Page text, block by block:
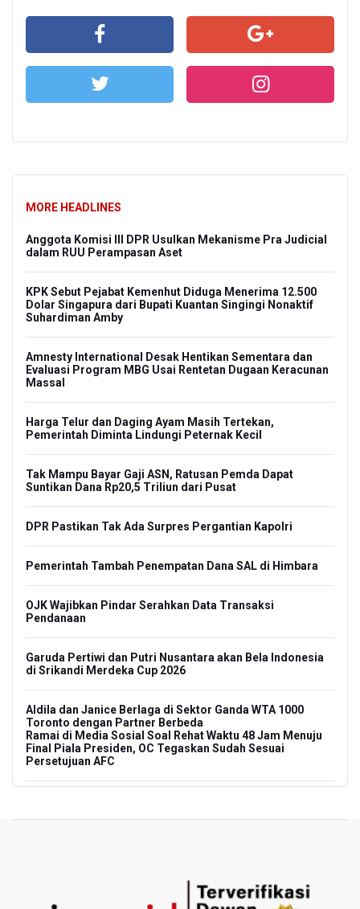
MORE HEADLINES
Anggota Komisi III DPR Usulkan Mekanisme Pra Judicial
dalam RUU Perampasan Aset
KPK Sebut Pejabat Kemenhut Diduga Menerima 12.500
Dolar Singapura dari Bupati Kuantan Singingi Nonaktif
Suhardiman Amby
Amnesty International Desak Hentikan Sementara dan
Evaluasi Program MBG Usai Rentetan Dugaan Keracunan
Massal
Harga Telur dan Daging Ayam Masih Tertekan,
Pemerintah Diminta Lindungi Peternak Kecil
Tak Mampu Bayar Gaji ASN, Ratusan Pemda Dapat
Suntikan Dana Rp20,5 Triliun dari Pusat
DPR Pastikan Tak Ada Surpres Pergantian Kapolri
Pemerintah Tambah Penempatan Dana SAL di Himbara
OJK Wajibkan Pindar Serahkan Data Transaksi
Pendanaan
Garuda Pertiwi dan Putri Nusantara akan Bela Indonesia
di Srikandi Merdeka Cup 2026
Aldila dan Janice Berlaga di Sektor Ganda WTA 1000
Toronto dengan Partner Berbeda
Ramai di Media Sosial Soal Rehat Waktu 48 Jam Menuju
Final Piala Presiden, OC Tegaskan Sudah Sesuai
Persetujuan AFC
Korlantas Catat 16.812 Pelanggaran Plat Nomor Terekam
ETLE dengan Teknologi Face Recognition